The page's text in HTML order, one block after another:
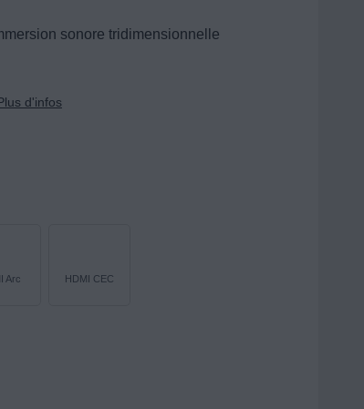
sonore tridimensionnelle
d'infos
Arc HDMI CEC